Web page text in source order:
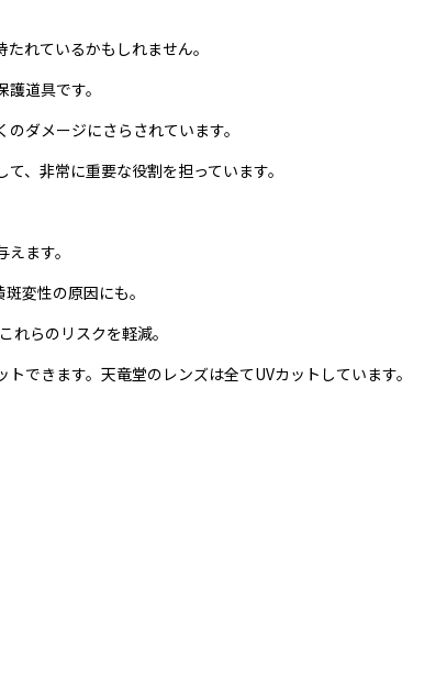
れているかもしれません。
道具です。
ダメージにさらされています。
、非常に重要な役割を担っています。
ます。
変性の原因にも。
れらのリスクを軽減。
できます。天竜堂のレンズは全てUVカットしています。